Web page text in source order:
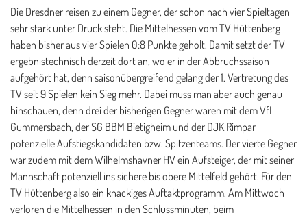
Die Dresdner reisen zu einem Gegner, der schon nach vier Spieltagen
sehr stark unter Druck steht. Die Mittelhessen vom TV Hüttenberg
haben bisher aus vier Spielen 0:8 Punkte geholt. Damit setzt der TV
ergebnistechnisch derzeit dort an, wo er in der Abbruchssaison
aufgehört hat, denn saisonübergreifend gelang der 1. Vertretung des
TV seit 9 Spielen kein Sieg mehr. Dabei muss man aber auch genau
hinschauen, denn drei der bisherigen Gegner waren mit dem VfL
Gummersbach, der SG BBM Bietigheim und der DJK Rimpar
potenzielle Aufstiegskandidaten bzw. Spitzenteams. Der vierte Gegner
war zudem mit dem Wilhelmshavner HV ein Aufsteiger, der mit seiner
Mannschaft potenziell ins sichere bis obere Mittelfeld gehört. Für den
TV Hüttenberg also ein knackiges Auftaktprogramm. Am Mittwoch
verloren die Mittelhessen in den Schlussminuten, beim